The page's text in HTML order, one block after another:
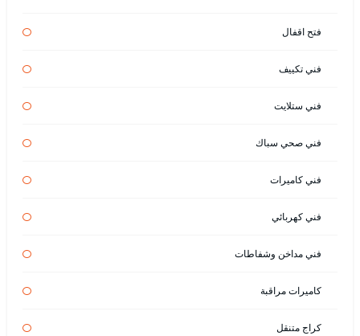
فتح اقفال
فني تكييف
فني ستلايت
فني صحي سباك
فني كاميرات
فني كهربائي
فني مداخن وشفاطات
كاميرات مراقبة
كراج متنقل